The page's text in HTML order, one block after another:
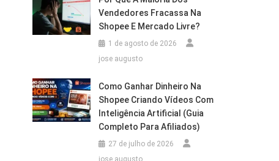
Vendedores Fracassa Na
Shopee E Mercado Livre?
1 de agosto de 2026
jose augusto
Como Ganhar Dinheiro Na
Shopee Criando Vídeos Com
Inteligência Artificial (Guia
Completo Para Afiliados)
27 de julho de 2026
jose augusto